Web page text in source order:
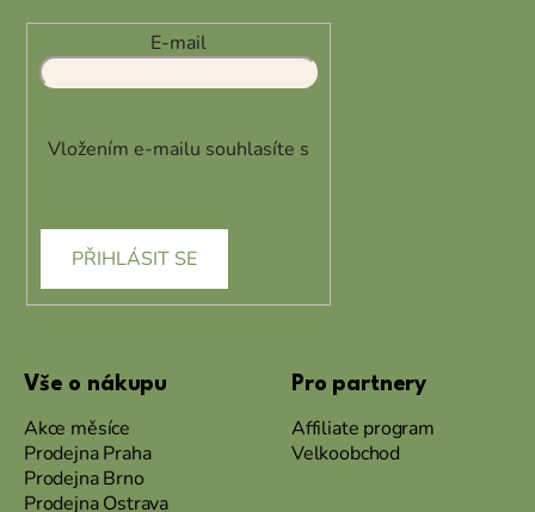
E-mail
Vložením e-mailu souhlasíte s
PŘIHLÁSIT SE
Vše o nákupu
Akce měsíce
Prodejna Praha
Prodejna Brno
Prodejna Ostrava
Pro partnery
Affiliate program
Velkoobchod